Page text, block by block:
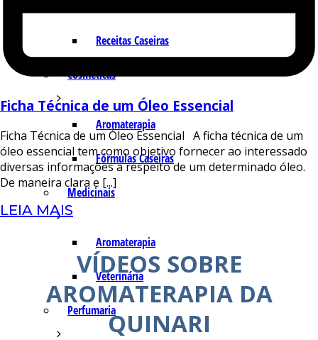
Receitas Caseiras
Cosméticas
Aromaterapia
Fórmulas Caseiras
Medicinais
Aromaterapia
Veterinária
Perfumaria
Ficha Técnica de um Óleo Essencial
Ficha Técnica de um Óleo Essencial A ficha técnica de um
óleo essencial tem como objetivo fornecer ao interessado
diversas informações a respeito de um determinado óleo.
De maneira clara e [...]
LEIA MAIS
VÍDEOS SOBRE
AROMATERAPIA DA
QUINARI